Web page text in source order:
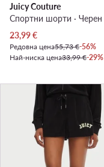
Juicy Couture
Спортни шорти · Черен
Актуална цена
23,99€
Редовна цена55,73 €-56%
Най-ниска цена33,99 €-29%